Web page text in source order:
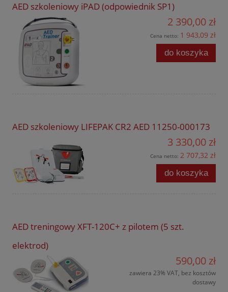
AED szkoleniowy iPAD (odpowiednik SP1)
2 390,00 zł
Cena netto: 1 943,09 zł
do koszyka
AED szkoleniowy LIFEPAK CR2 AED 11250-000173
3 330,00 zł
Cena netto: 2 707,32 zł
do koszyka
AED treningowy XFT-120C+ z pilotem (5 szt.
elektrod)
590,00 zł
zawiera 23% VAT, bez kosztów
dostawy